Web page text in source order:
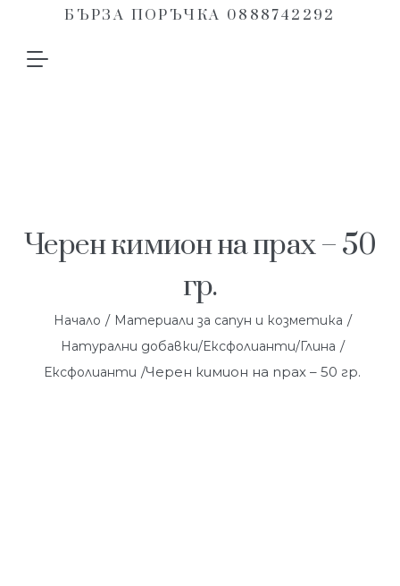
БЪРЗА ПОРЪЧКА 0888742292
Черен кимион на прах – 50
гр.
Начало / Материали за сапун и козметика /
Натурални добавки/Ексфолианти/Глина /
Ексфолианти /Черен кимион на прах – 50 гр.